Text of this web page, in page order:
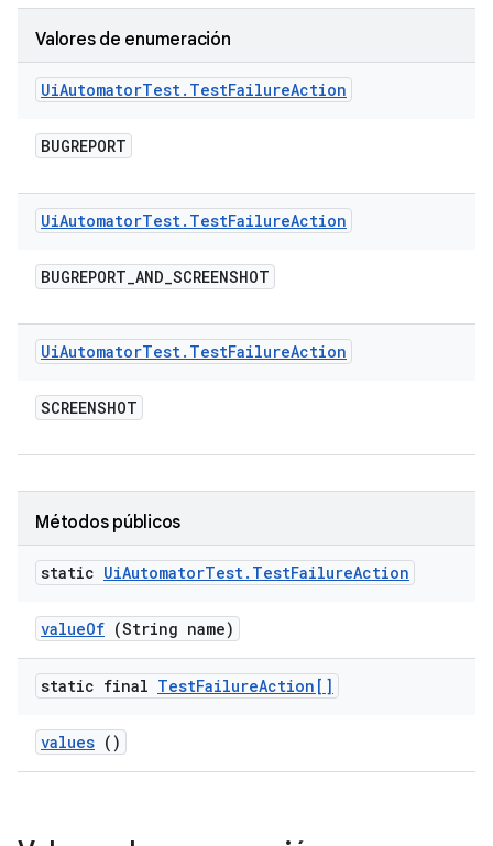
Valores de enumeración
UiAutomatorTest. TestFailureAction
BUGREPORT
UiAutomatorTest. TestFailureAction
BUGREPORT_AND_SCREENSHOT
UiAutomatorTest. TestFailureAction
SCREENSHOT
Métodos públicos
static UiAutomatorTest. TestFailureAction
valueOf (String name)
static final TestFailureAction[]
values ()